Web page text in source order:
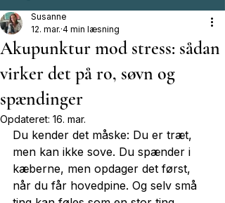
Akupunktur mod stress: sådan
virker det på ro, søvn og
spændinger
Susanne
12. mar. 4 min læsning
Opdateret: 16. mar.
Du kender det måske: Du er træt,
men kan ikke sove. Du spænder i
kæberne, men opdager det først,
når du får hovedpine. Og selv små